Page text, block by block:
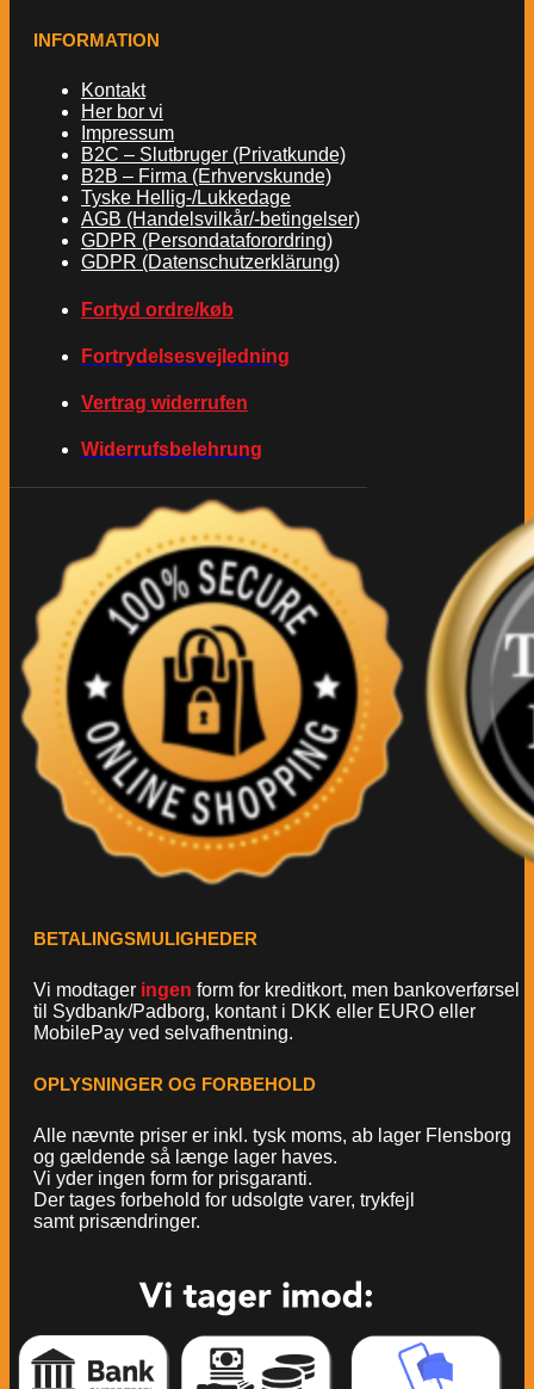
INFORMATION
Kontakt
Her bor vi
Impressum
B2C – Slutbruger (Privatkunde)
B2B – Firma (Erhvervskunde)
Tyske Hellig-/Lukkedage
AGB (Handelsvilkår/-betingelser)
GDPR (Persondataforordring)
GDPR (Datenschutzerklärung)
Fortyd ordre/køb
Fortrydelsesvejledning
Vertrag widerrufen
Widerrufsbelehrung
BETALINGSMULIGHEDER
Vi modtager ingen form for kreditkort, men bankoverførsel
til Sydbank/Padborg, kontant i DKK eller EURO eller
MobilePay ved selvafhentning.
OPLYSNINGER OG FORBEHOLD
Alle nævnte priser er inkl. tysk moms, ab lager Flensborg
og gældende så længe lager haves.
Vi yder ingen form for prisgaranti.
Der tages forbehold for udsolgte varer, trykfejl
samt prisændringer.